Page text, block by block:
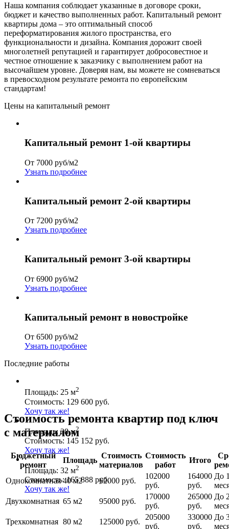
Наша компания соблюдает указанные в договоре сроки,
бюджет и качество выполненных работ. Капитальный ремонт
квартиры дома – это оптимальный способ
переформатирования жилого пространства, его
функциональности и дизайна. Компания дорожит своей
многолетней репутацией и гарантирует добросовестное и
честное отношение к заказчику с выполнением работ на
высочайшем уровне. Доверяя нам, вы можете не сомневаться
в превосходном результате ремонта по европейским
стандартам!
Цены на капитальный ремонт
Капитальный ремонт 1-ой квартиры
От 7000 руб/м2
Узнать подробнее
Капитальный ремонт 2-ой квартиры
От 7200 руб/м2
Узнать подробнее
Капитальный ремонт 3-ой квартиры
От 6900 руб/м2
Узнать подробнее
Капитальный ремонт в новостройке
От 6500 руб/м2
Узнать подробнее
Последние работы
Площадь: 25 м2
Стоимость: 129 600 руб.
Хочу так же!
Площадь: 28 м2
Стоимость: 145 152 руб.
Хочу так же!
Площадь: 32 м2
Стоимость: 165 888 руб.
Хочу так же!
Стоимость ремонта квартир под ключ
с материалом
Бюджетный
ремонт
Площадь
Стоимость
материалов
Стоимость
работ
Итого
Однокомнатная 40 м2 62000 руб.
102000
руб.
164000
руб.
До
Двухкомнатная 65 м2 95000 руб.
170000
руб.
265000
руб.
До
Трехкомнатная 80 м2 125000 руб.
205000
руб.
330000
руб.
До